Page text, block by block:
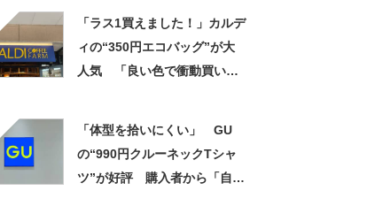
「ラス1買えました！」カルデ
ィの“350円エコバッグ”が大
人気 「良い色で衝動買い」
「体型を拾いにくい」 GU
の“990円クルーネックTシャ
ツ”が好評 購入者から「自然